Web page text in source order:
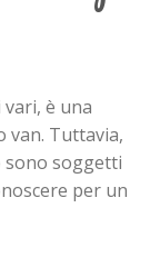
è una
van. Tuttavia,
sono soggetti
per un